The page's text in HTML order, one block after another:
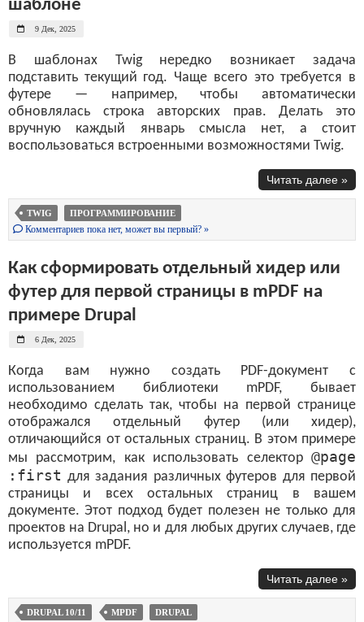
шаблоне
9 Дек, 2025
В шаблонах Twig нередко возникает задача
подставить текущий год. Чаще всего это требуется в
футере — например, чтобы автоматически
обновлялась строка авторских прав. Делать это
вручную каждый январь смысла нет, а стоит
воспользоваться встроенными возможностями Twig.
Читать далее »
TWIG ПРОГРАММИРОВАНИЕ
Комментариев пока нет, может вы первый? »
Как сформировать отдельный хидер или
футер для первой страницы в mPDF на
примере Drupal
6 Дек, 2025
Когда вам нужно создать PDF-документ с
использованием библиотеки mPDF, бывает
необходимо сделать так, чтобы на первой странице
отображался отдельный футер (или хидер),
отличающийся от остальных страниц. В этом примере
мы рассмотрим, как использовать селектор @page
:first для задания различных футеров для первой
страницы и всех остальных страниц в вашем
документе. Этот подход будет полезен не только для
проектов на Drupal, но и для любых других случаев, где
используется mPDF.
Читать далее »
DRUPAL 10/11 MPDF DRUPAL